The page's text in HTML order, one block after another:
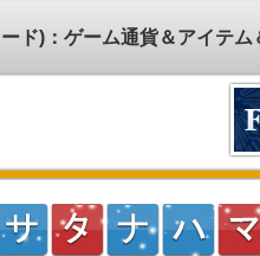
ド)：ゲーム通貨＆アイテ